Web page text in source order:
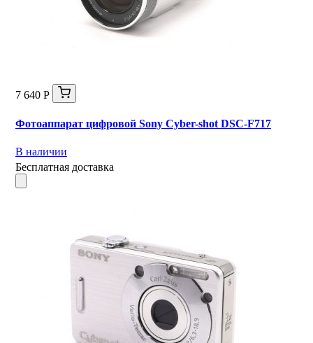
7 640 Р
Фотоаппарат цифровой Sony Cyber-shot DSC-F717
В наличии
Бесплатная доставка